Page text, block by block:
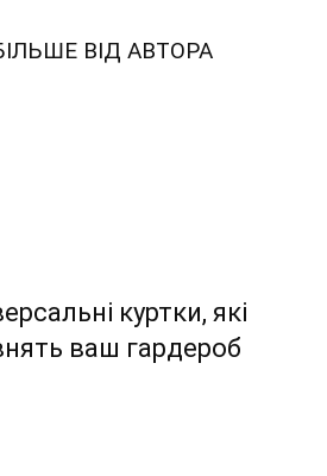
ВІД АВТОРА
куртки, які
ваш гардероб